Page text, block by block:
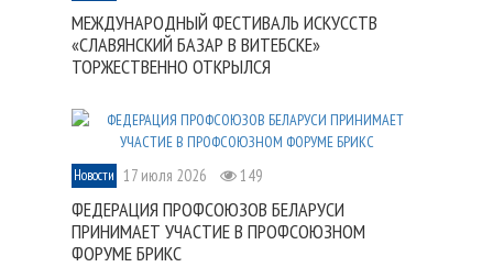
МЕЖДУНАРОДНЫЙ ФЕСТИВАЛЬ ИСКУССТВ
«СЛАВЯНСКИЙ БАЗАР В ВИТЕБСКЕ»
ТОРЖЕСТВЕННО ОТКРЫЛСЯ
Новости 17 июля 2026 149
ФЕДЕРАЦИЯ ПРОФСОЮЗОВ БЕЛАРУСИ
ПРИНИМАЕТ УЧАСТИЕ В ПРОФСОЮЗНОМ
ФОРУМЕ БРИКС